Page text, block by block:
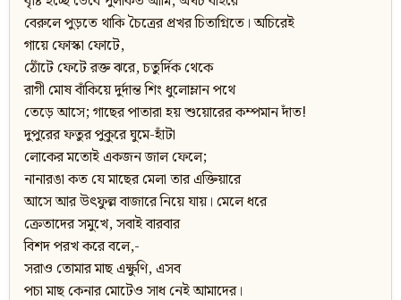
বেরুলে পুড়তে থাকি চৈত্রের প্রখর চিতাগ্নিতে। অচিরেই
গায়ে ফোস্কা ফোটে,
ঠোঁটে ফেটে রক্ত ঝরে, চতুর্দিক থেকে
রাগী মোষ বাঁকিয়ে দুর্দান্ত শিং ধুলোম্লান পথে
তেড়ে আসে; গাছের পাতারা হয় শুয়োরের কম্পমান দাঁত!
দুপুরের ফতুর পুকুরে ঘুমে-হাঁটা
লোকের মতোই একজন জাল ফেলে;
নানারঙা কত যে মাছের মেলা তার এক্তিয়ারে
আসে আর উৎফুল্ল বাজারে নিয়ে যায়। মেলে ধরে
ক্রেতাদের সমুখে, সবাই বারবার
বিশদ পরখ করে বলে,-
সরাও তোমার মাছ এক্ষুণি, এসব
পচা মাছ কেনার মোটেও সাধ নেই আমাদের।